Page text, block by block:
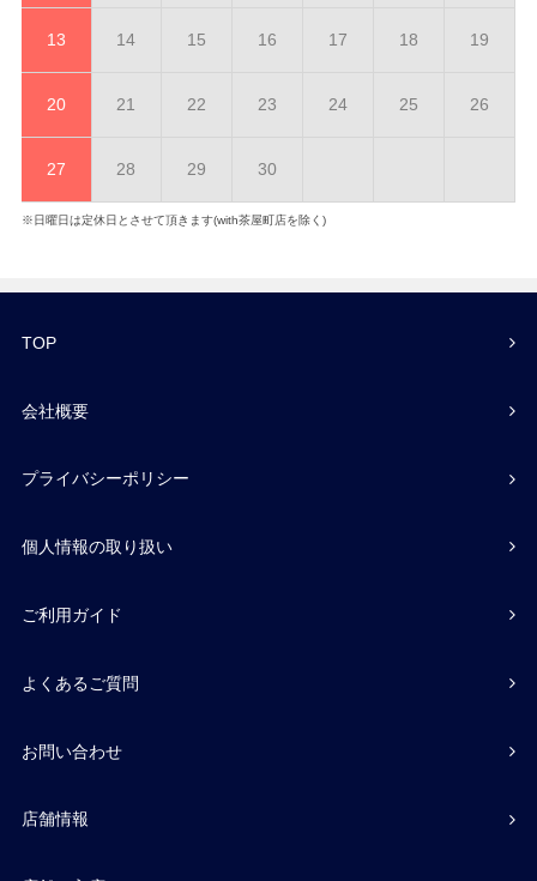
13 14 15 16 17 18 19
20 21 22 23 24 25 26
27 28 29 30
※日曜日は定休日とさせて頂きます(with茶屋町店を除く)
TOP
会社概要
プライバシーポリシー
個人情報の取り扱い
ご利用ガイド
よくあるご質問
お問い合わせ
店舗情報